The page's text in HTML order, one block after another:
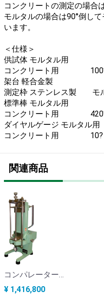
コンクリートの測定の場合
モルタルの場合は90°倒し
います。
＜仕様＞
供試体 モルタル
コンクリート用
架台 軽合金製
測定枠 ステンレス製 モ
標準棒 モルタル
コンクリート用
ダイヤルゲージ モ
コンクリート用 10?
関連商品
コンパレーター（顛倒型） KC-179
¥ 1,416,800